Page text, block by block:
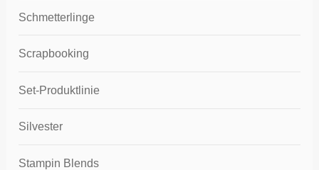
Schmetterlinge
Scrapbooking
Set-Produktlinie
Silvester
Stampin Blends